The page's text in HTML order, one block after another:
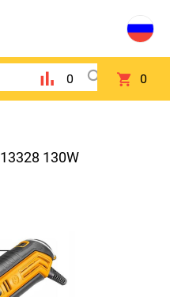
0 0
130W